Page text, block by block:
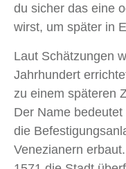
du sicher das eine
wirst, um später in
Laut Schätzungen
Jahrhundert
zu einem späteren
Der Name bedeutet
die
Venezianern